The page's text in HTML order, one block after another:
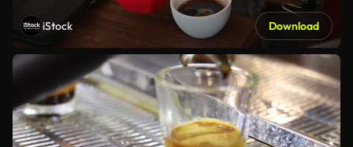
iStock Download